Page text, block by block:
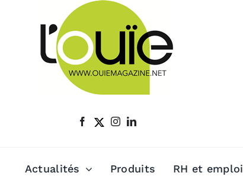
Actualités Produits RH et emploi